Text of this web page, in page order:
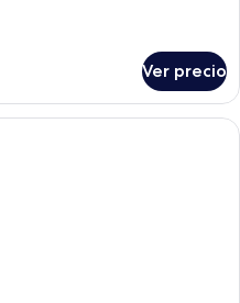
Ver precio
Una sala de estar moderna con